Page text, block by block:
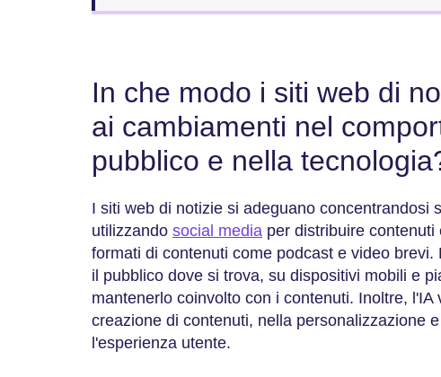
In che modo i siti web di
ai cambiamenti nel
pubblico e nella
I siti web di notizie si adeguano concentrandosi
utilizzando social media per distribuire
formati di contenuti come podcast e video
il pubblico dove si trova, su dispositivi mobili e
mantenerlo coinvolto con i contenuti. Inoltre, l'IA
creazione di contenuti, nella personalizzazione
l'esperienza utente.